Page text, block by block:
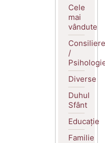
Cele
mai
vândute
Consiliere
/
Diverse
Duhul
Sfânt
Educație
Familie